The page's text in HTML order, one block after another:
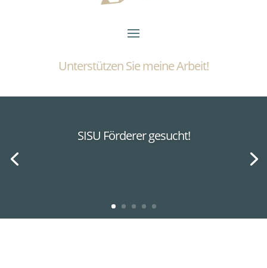
Unterstützen Sie meine Arbeit!
SISU Förderer gesucht!